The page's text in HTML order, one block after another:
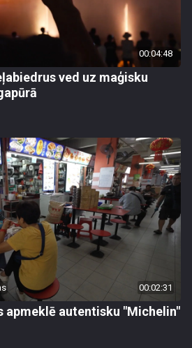
00:04:48
ved uz maģisku
00:02:31
apmeklē autentisku "Michelin"